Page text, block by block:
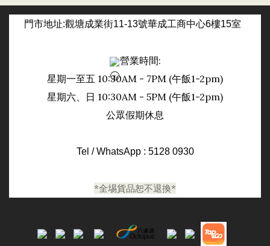
門市地址:觀塘成業街11-13號華成工商中心6樓15室
營業時間:
星期一至五 10:30AM - 7PM (午飯1-2pm)
星期六、 日 10:30AM - 5PM (午飯1-2pm)
公眾假期休息
Tel / WhatsApp : 5128 0930
*全埸貨品恕不退換*